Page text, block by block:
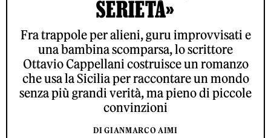
SERIETÀ»
Fra trappole per alieni, guru improvvisati e
una bambina scomparsa, lo scrittore
Ottavio Cappellani costruisce un romanzo
che usa la Sicilia per raccontare un mondo
senza più grandi verità, ma pieno di piccole
convinzioni
DI GIANMARCO AIMI